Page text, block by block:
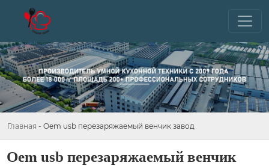
Главная - Oem usb перезаряжаемый венчик завод
Oem usb перезаряжаемый венчик